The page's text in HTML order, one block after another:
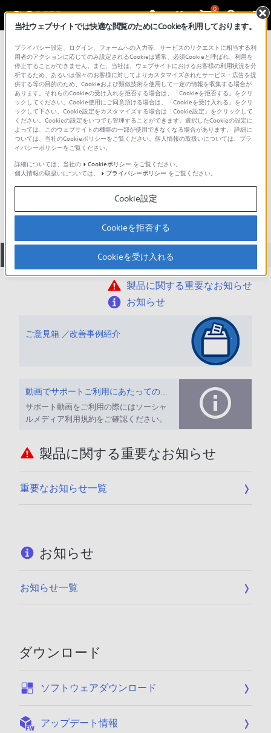
0
総合サポート・お問い合わせ インイヤー（イヤホン）
XBA-20
ダウンロード 取扱説明書
製品に関する重要なお知らせ
お知らせ
ご意見箱 ／改善事例紹介
動画でサポートご利用にあたってのお願い
サポート動画をご利用の際にはソーシャ
ルメディア利用規約をご確認ください。
製品に関する重要なお知らせ
重要なお知らせ一覧
お知らせ
お知らせ一覧
ダウンロード
ソフトウェアダウンロード
アップデート情報
当社ウェブサイトでは快適な閲覧のためにCookieを利用しております。
プライバシー設定、ログイン、フォームへの入力等、サービスのリクエストに相当する利
用者のアクションに応じてのみ設定されるCookieは通常、必須Cookieと呼ばれ、利用を
停止することができません。また、当社は、ウェブサイトにおけるお客様の利用状況を分
析するため、あるいは個々のお客様に対してよりカスタマイズされたサービス・広告を提
供する等の目的のため、Cookieおよび類似技術を使用して一定の情報を収集する場合が
あります。それらのCookieの受け入れを拒否する場合は、「Cookieを拒否する」をクリ
ックしてください。Cookie使用にご同意頂ける場合は、「Cookieを受け入れる」をクリ
ックして下さい。Cookie設定をカスタマイズする場合は「Cookie設定」をクリックして
ください。Cookieの設定をいつでも管理することができます。選択したCookieの設定に
よっては、このウェブサイトの機能の一部が使用できなくなる場合があります。 詳細に
ついては、当社のCookieポリシーをご覧ください。個人情報の取扱いについては、プラ
イバシーポリシーをご覧ください。
詳細については、当社の
Cookieポリシー をご覧ください。
個人情報の取扱いについては、
プライバシーポリシー をご覧ください。
Cookie設定
Cookieを拒否する
Cookieを受け入れる